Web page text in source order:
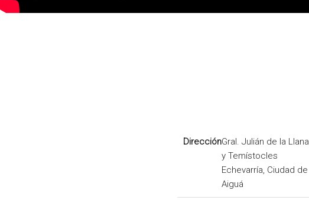
DirecciónGral. Julián de la Llana
y Temístocles
Echevarría, Ciudad de
Aiguá